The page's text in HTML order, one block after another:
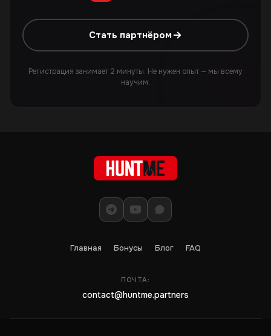
Стать партнёром
Регистрация занимает 2 минуты. Не нужен опыт — мы всему
научим.
Главная Бонусы Блог FAQ
ПОЧТА:
contact@huntme.partners